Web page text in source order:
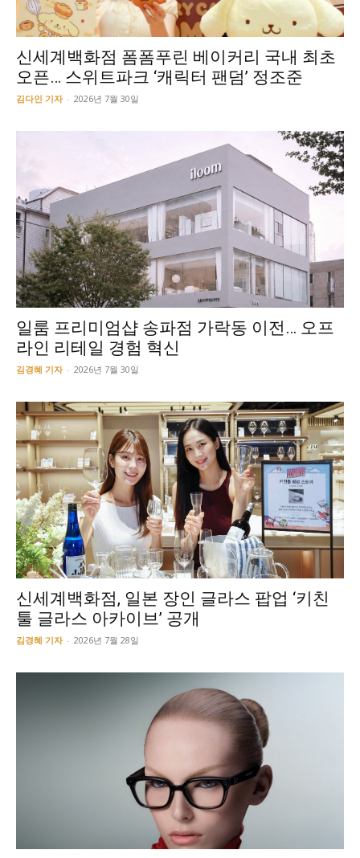
신세계백화점 폼폼푸린 베이커리 국내 최초
오픈… 스위트파크 ‘캐릭터 팬덤’ 정조준
김다인 기자 - 2026년 7월 30일
일룸 프리미엄샵 송파점 가락동 이전… 오프
라인 리테일 경험 혁신
김경혜 기자 - 2026년 7월 30일
신세계백화점, 일본 장인 글라스 팝업 ‘키친
툴 글라스 아카이브’ 공개
김경혜 기자 - 2026년 7월 28일